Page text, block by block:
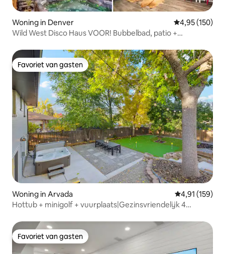
Woning in Denver Gemiddelde
4,95 (150)
Wild West Disco Haus VOOR! Bubbelbad, patio +
Favoriet van gasten
Favoriet van gasten
Woning in Arvada Gemiddelde
4,91 (159)
Hottub + minigolf + vuurplaats|Gezinsvriendelijk 4
Favoriet van gasten
Favoriet van gasten